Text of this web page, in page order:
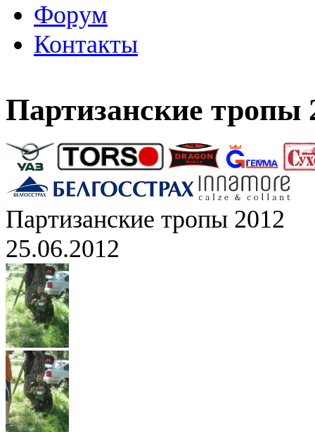
Форум
Контакты
Партизанские тропы
Партизанские тропы 2012
25.06.2012